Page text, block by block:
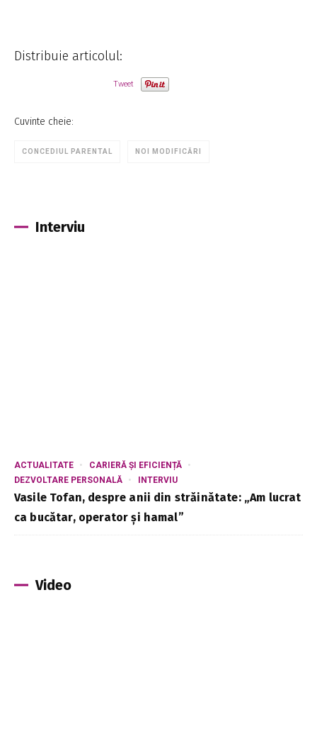
Distribuie articolul:
Tweet
Cuvinte cheie:
CONCEDIUL PARENTAL NOI MODIFICĂRI
Interviu
ACTUALITATE
CARIERĂ ȘI EFICIENȚĂ
DEZVOLTARE PERSONALĂ
INTERVIU
Vasile Tofan, despre anii din străinătate: „Am lucrat
ca bucătar, operator și hamal”
Video